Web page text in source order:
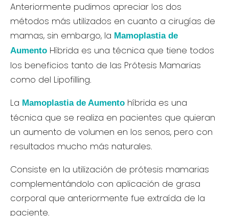
Anteriormente pudimos apreciar los dos
métodos más utilizados en cuanto a cirugías de
mamas, sin embargo, la Mamoplastia de
Aumento Híbrida es una técnica que tiene todos
los beneficios tanto de las Prótesis Mamarias
como del Lipofilling.
La Mamoplastia de Aumento híbrida es una
técnica que se realiza en pacientes que quieran
un aumento de volumen en los senos, pero con
resultados mucho más naturales.
Consiste en la utilización de prótesis mamarias
complementándolo con aplicación de grasa
corporal que anteriormente fue extraída de la
paciente.